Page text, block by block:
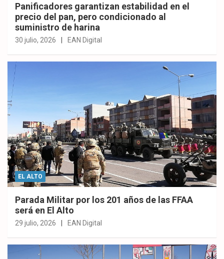
Panificadores garantizan estabilidad en el
precio del pan, pero condicionado al
suministro de harina
30 julio, 2026 EAN Digital
EL ALTO
Parada Militar por los 201 años de las FFAA
será en El Alto
29 julio, 2026 EAN Digital